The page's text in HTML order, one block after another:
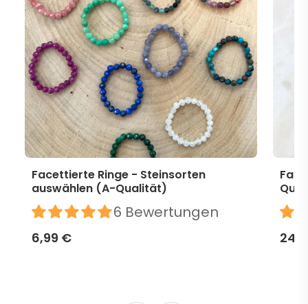
Facettierte Ringe - Steinsorten
auswählen (A-Qualität)
6 Bewertungen
6,99 €